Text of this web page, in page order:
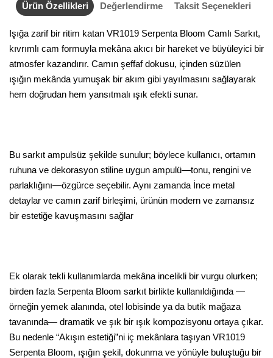
Ürün Özellikleri Değerlendirme Taksit Seçenekleri
Işığa zarif bir ritim katan VR1019 Serpenta Bloom Camlı Sarkıt,
kıvrımlı cam formuyla mekâna akıcı bir hareket ve büyüleyici bir
atmosfer kazandırır. Camın şeffaf dokusu, içinden süzülen
ışığın mekânda yumuşak bir akım gibi yayılmasını sağlayarak
hem doğrudan hem yansıtmalı ışık efekti sunar.
Bu sarkıt ampulsüz şekilde sunulur; böylece kullanıcı, ortamın
ruhuna ve dekorasyon stiline uygun ampulü—tonu, rengini ve
parlaklığını—özgürce seçebilir. Aynı zamanda İnce metal
detaylar ve camın zarif birleşimi, ürünün modern ve zamansız
bir estetiğe kavuşmasını sağlar
Ek olarak tekli kullanımlarda mekâna incelikli bir vurgu olurken;
birden fazla Serpenta Bloom sarkıt birlikte kullanıldığında —
örneğin yemek alanında, otel lobisinde ya da butik mağaza
tavanında— dramatik ve şık bir ışık kompozisyonu ortaya çıkar.
Bu nedenle “Akışın estetiği”ni iç mekânlara taşıyan VR1019
Serpenta Bloom, ışığın şekil, dokunma ve yönüyle buluştuğu bir